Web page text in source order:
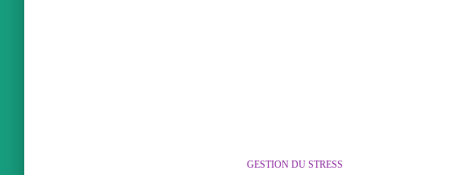
GESTION DU STRESS